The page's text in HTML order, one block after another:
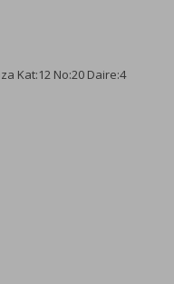
Kat:12 No:20 Daire:4